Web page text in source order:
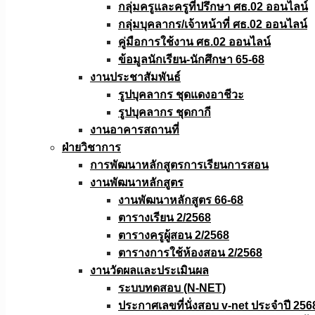
กลุ่มครูและครูที่ปรึกษา ศธ.02 ออนไลน์
กลุ่มบุคลากร/เจ้าหน้าที่ ศธ.02 ออนไลน์
คู่มือการใช้งาน ศธ.02 ออนไลน์
ข้อมูลนักเรียน-นักศึกษา 65-68
งานประชาสัมพันธ์
รูปบุคลากร ชุดแดงอาชีวะ
รูปบุคลากร ชุดกากี
งานอาคารสถานที่
ฝ่ายวิชาการ
การพัฒนาหลักสูตรการเรียนการสอน
งานพัฒนาหลักสูตร
งานพัฒนาหลักสูตร 66-68
ตารางเรียน 2/2568
ตารางครูผู้สอน 2/2568
ตารางการใช้ห้องสอน 2/2568
งานวัดผลเเละประเมินผล
ระบบทดสอบ (N-NET)
ประกาศเลขที่นั่งสอบ v-net ประจำปี